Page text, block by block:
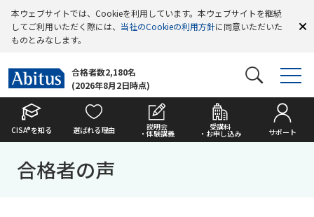
本ウェブサイトでは、Cookieを利用しています。本ウェブサイトを継続
してご利用いただく際には、 当社のCookieの利用方針に同意いただいた
ものとみなします。
合格者数2,180名
(2026年8月2日時点)
CISA®を知る 選ばれる理由 説明会
・体験講義
受講料
・お申し込み サポート
合格者の声